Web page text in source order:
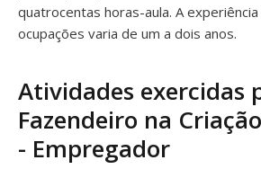
quatrocentas horas-aula. A
ocupações varia de um a dois anos.
Atividades exercidas
Fazendeiro na
- Empregador